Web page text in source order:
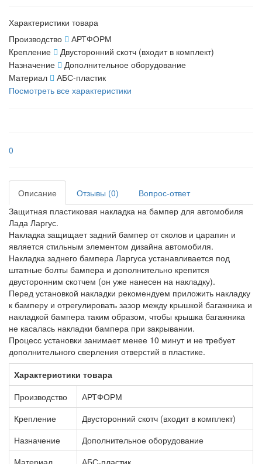
Характеристики товара
Производство
АРТФОРМ
Крепление
Двусторонний скотч (входит в комплект)
Назначение
Дополнительное оборудование
Материал
АБС-пластик
Посмотреть все характеристики
0
Описание Отзывы (0)
Вопрос-ответ
Защитная пластиковая накладка на бампер для автомобиля
Лада Ларгус.
Накладка защищает задний бампер от сколов и царапин и
является стильным элементом дизайна автомобиля.
Накладка заднего бампера Ларгуса устанавливается под
штатные болты бампера и дополнительно крепится
двусторонним скотчем (он уже нанесен на накладку).
Перед установкой накладки рекомендуем приложить накладку
к бамперу и отрегулировать зазор между крышкой багажника и
накладкой бампера таким образом, чтобы крышка багажника
не касалась накладки бампера при закрывании.
Процесс установки занимает менее 10 минут и не требует
дополнительного сверления отверстий в пластике.
Характеристики товара
Производство
АРТФОРМ
Крепление
Двусторонний скотч (входит в комплект)
Назначение
Дополнительное оборудование
Материал
АБС-пластик